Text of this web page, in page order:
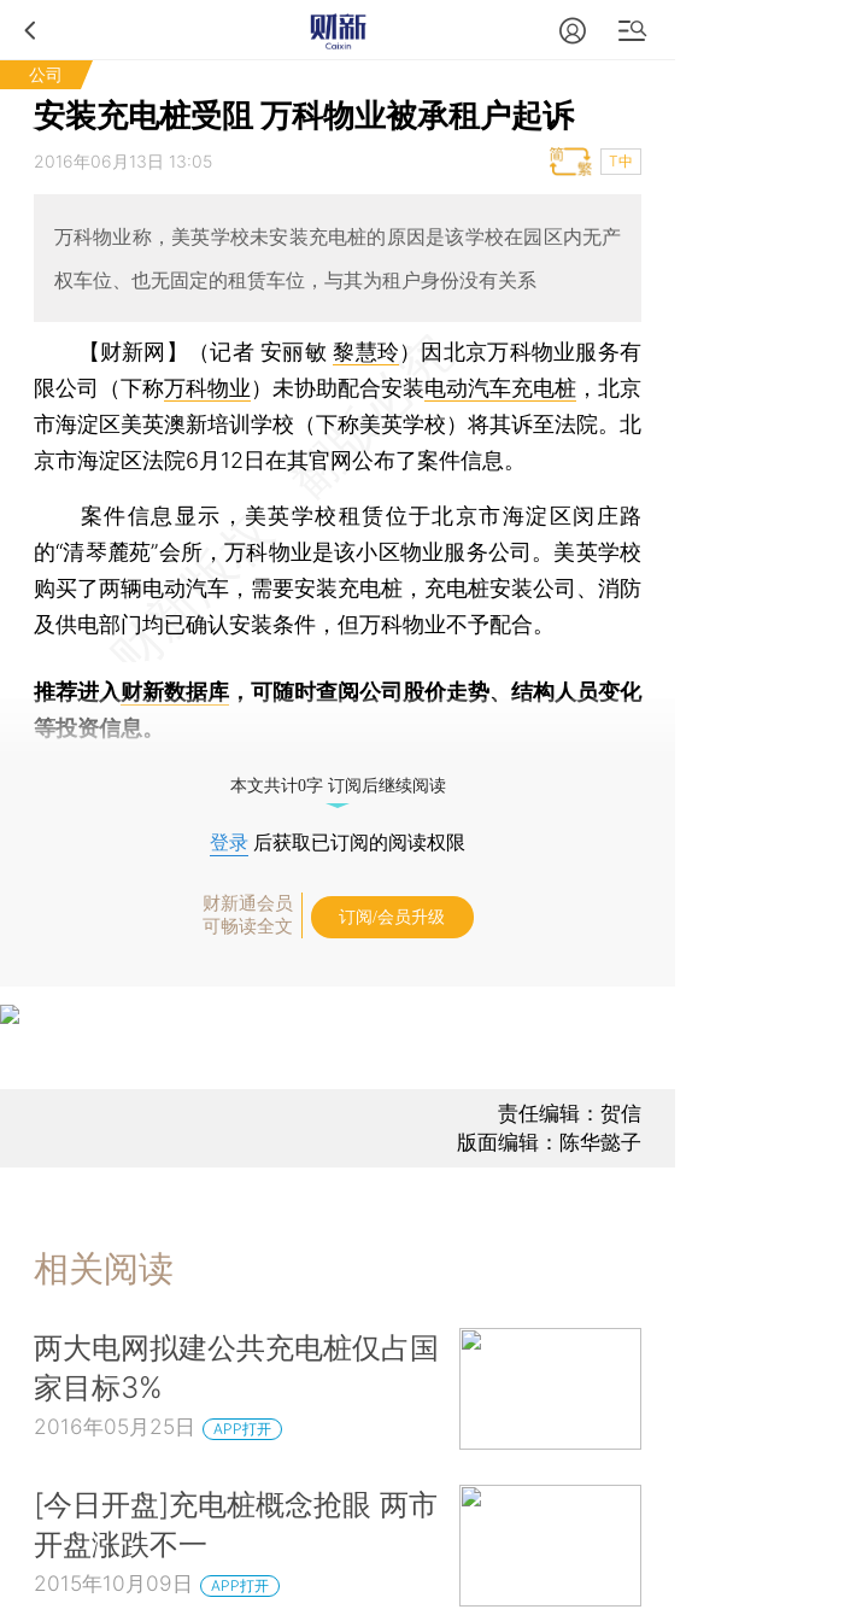
公司
安装充电桩受阻 万科物业被承租户起诉
2016年06月13日 13:05 T中
万科物业称，美英学校未安装充电桩的原因是该学校在园区内无产
权车位、也无固定的租赁车位，与其为租户身份没有关系
【财新网】（记者 安丽敏黎慧玲） 因北京万科物业服务有
限公司（下称万科物业）未协助配合安装电动汽车充电桩 ，北京
市海淀区美英澳新培训学校（下称美英学校）将其诉至法院。北
京市海淀区法院6月12日在其官网公布了案件信息。
案件信息显示，美英学校租赁位于北京市海淀区闵庄路
的“清琴麓苑”会所，万科物业是该小区物业服务公司。美英学校
购买了两辆电动汽车，需要安装充电桩，充电桩安装公司、消防
及供电部门均已确认安装条件，但万科物业不予配合。
推荐进入财新数据库 ，可随时查阅公司股价走势、结构人员变化
等投资信息。
本文共计0字 订阅后继续阅读
登录 后获取已订阅的阅读权限
财新通会员
可畅读全文
订阅/会员升级
责任编辑：贺信
版面编辑：陈华懿子
相关阅读
两大电网拟建公共充电桩仅占国
家目标3%
2016年05月25日 APP打开
[今日开盘]充电桩概念抢眼 两市
开盘涨跌不一
2015年10月09日 APP打开